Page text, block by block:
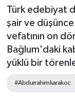
Türk edebiyat
şair ve
vefatının on
Bağlum'daki
yüklü bir törenle
#Abdurrahimkarakoc
Yaşam
Son
Haber